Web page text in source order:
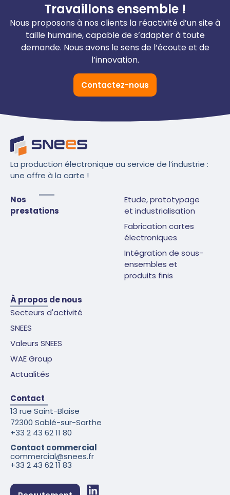
Travaillons ensemble !
Nous proposons à nos clients la réactivité d’un site à
taille humaine, capable de s’adapter à toute
demande. Nous avons le sens de l’écoute et de
l’innovation.
Contactez-nous
La production électronique au service de l’industrie :
une offre à la carte !
Nos
prestations
Etude, prototypage
et industrialisation
Fabrication cartes
électroniques
Intégration de sous-
ensembles et
produits finis
À propos de nous
Secteurs d'activité
SNEES
Valeurs SNEES
WAE Group
Actualités
Contact
13 rue Saint-Blaise
72300 Sablé-sur-Sarthe
+33 2 43 62 11 80
Contact commercial
commercial@snees.fr
+33 2 43 62 11 83